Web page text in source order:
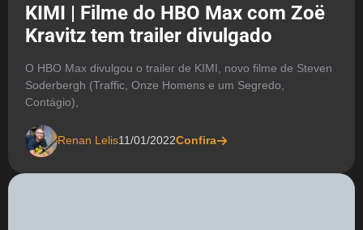
KIMI | Filme do HBO Max com Zoë
Kravitz tem trailer divulgado
O HBO Max divulgou o trailer de KIMI, novo filme de Steven
Soderbergh (Traffic, Onze Homens e um Segredo,
Contágio),
Renan Lelis11/01/2022Confira